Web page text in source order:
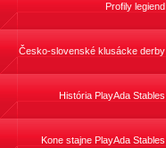
Profily legiend
Česko-slovenské klusácke derby
História PlayAda Stables
Kone stajne PlayAda Stables